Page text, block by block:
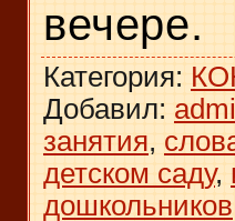
вечере.
Категория:
Добавил:
занятия,
детском саду,
дошкольников